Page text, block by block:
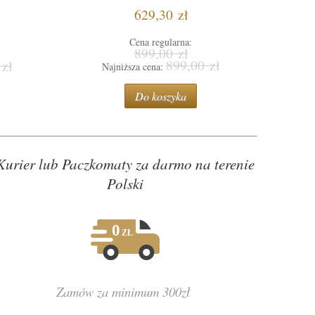
629,30 zł
Cena regularna:
899,00 zł
Najniższa cena: 899,00 zł
Do koszyka
lub Paczkomaty za darmo na terenie
Polski
Zamów za minimum 300zł